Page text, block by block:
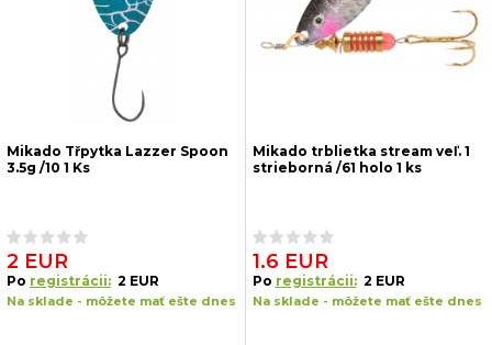
Mikado Třpytka Lazzer Spoon
3.5g /10 1 Ks
2 EUR
Po registrácii: 2 EUR
Na sklade - môžete mať ešte dnes
Mikado trblietka stream veľ. 1
strieborná /61 holo 1 ks
1.6 EUR
Po registrácii: 2 EUR
Na sklade - môžete mať ešte dnes